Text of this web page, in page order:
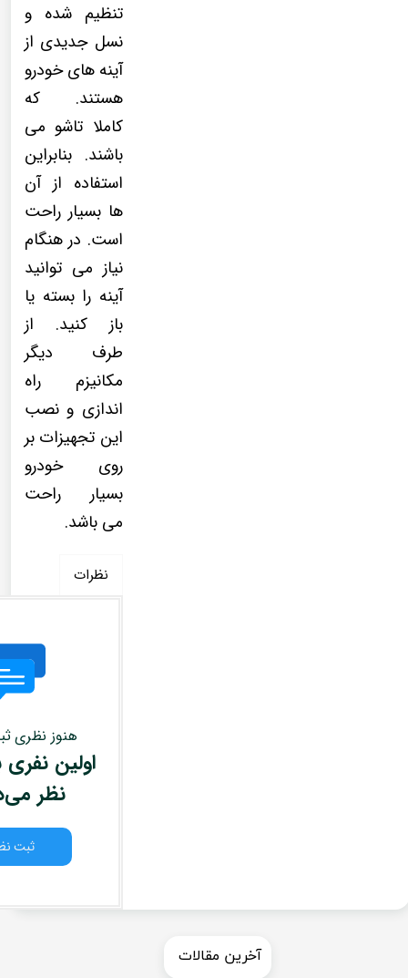
تنظیم شده و
نسل جدیدی از
آینه های خودرو
هستند. که
کاملا تاشو می
باشند. بنابراین
استفاده از آن
ها بسیار راحت
است. در هنگام
نیاز می توانید
آینه را بسته یا
باز کنید. از
طرف دیگر
مکانیزم راه
اندازی و نصب
این تجهیزات بر
روی خودرو
بسیار راحت
می باشد.
نظرات
هنوز نظری
اولین
نظر
ثبت
​​آخرین مقالات